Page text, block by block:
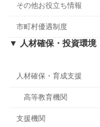
その他お役立ち情報
市町村優遇制度
▼ 人材確保・投資環境
人材確保・育成支援
高等教育機関
支援機関